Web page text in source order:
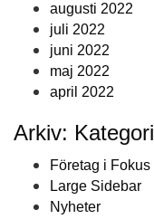
augusti 2022
juli 2022
juni 2022
maj 2022
april 2022
Arkiv: Kategori
Företag i Fokus
Large Sidebar
Nyheter